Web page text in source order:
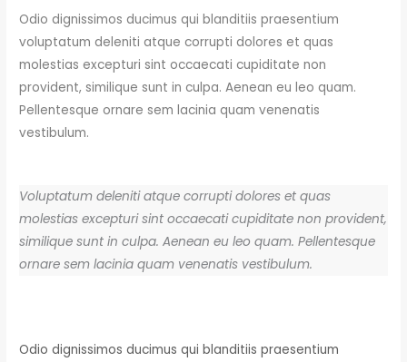
Odio dignissimos ducimus qui blanditiis praesentium
voluptatum deleniti atque corrupti dolores et quas
molestias excepturi sint occaecati cupiditate non
provident, similique sunt in culpa. Aenean eu leo quam.
Pellentesque ornare sem lacinia quam venenatis
vestibulum.
Voluptatum deleniti atque corrupti dolores et quas
molestias excepturi sint occaecati cupiditate non provident,
similique sunt in culpa. Aenean eu leo quam. Pellentesque
ornare sem lacinia quam venenatis vestibulum.
Odio dignissimos ducimus qui blanditiis praesentium